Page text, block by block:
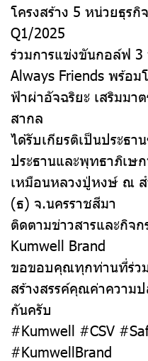
โครงสร้าง 5 หน่วยธุร
Q1/2025
ร่วมการแข่งขันกอล์ฟ 3
Always Friends พร้อม
ฟ้าผ่าอัจฉริยะ เสริมมา
สากล
ได้รับเกียรติเป็นประธ
ประธานและพุทธาภิเษ
เหมือนหลวงปู่หงษ์ ณ
(ธ) จ.นครราชสีมา
ติดตามข่าวสารและกิจ
Kumwell Brand
ขอขอบคุณทุกท่านที่ร่ว
สร้างสรรค์คุณค่าความ
กันครับ
#Kumwell #CSV
#KumwellBrand